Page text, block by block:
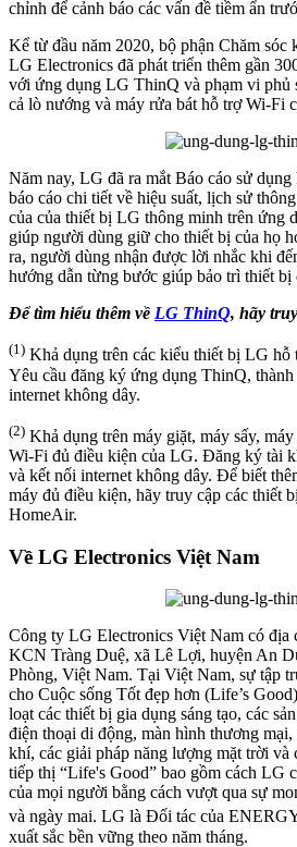
chỉnh để cảnh báo các vấn đề tiềm ẩn
Kể từ đầu năm 2020, bộ phận Chăm sóc
LG Electronics đã phát triển thêm gần
với ứng dụng LG ThinQ và phạm vi phủ
cả lò nướng và máy rửa bát hỗ trợ Wi-Fi
Năm nay, LG đã ra mắt Báo cáo sử dụng
báo cáo chi tiết về hiệu suất, lịch sử
của của thiết bị LG thông minh trên ứng
giúp người dùng giữ cho thiết bị của họ
ra, người dùng nhận được lời nhắc khi
hướng dẫn từng bước giúp bảo trì thiết bị
Để tìm hiểu thêm về LG ThinQ, hãy
(1) Khả dụng trên các kiểu thiết bị LG
Yêu cầu đăng ký ứng dụng ThinQ,
internet không dây.
(2) Khả dụng trên máy giặt, máy sấy,
Wi-Fi đủ điều kiện của LG. Đăng ký tài
và kết nối internet không dây. Để biết
máy đủ điều kiện, hãy truy cập các thiết
HomeAir.
Về LG Electronics Việt Nam
Công ty LG Electronics Việt Nam có địa
KCN Tràng Duệ, xã Lê Lợi, huyện An
Phòng, Việt Nam. Tại Việt Nam, sự tập
cho Cuộc sống Tốt đẹp hơn (Life’s
loạt các thiết bị gia dụng sáng tạo, các
điện thoại di động, màn hình thương
khí, các giải pháp năng lượng mặt trời và
tiếp thị “Life's Good” bao gồm cách LG
của mọi người bằng cách vượt qua sự
và ngày mai. LG là Đối tác của
xuất sắc bền vững theo năm tháng.